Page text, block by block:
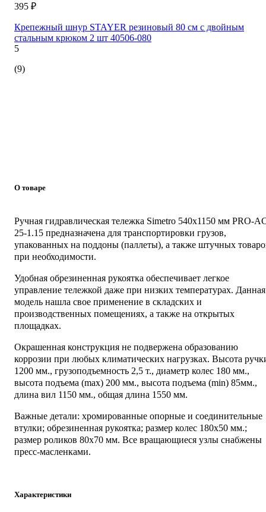
395 ₽
Крепежный шнур STAYER резиновый 80 см c двойным
стальным крюком 2 шт 40506-080
5
(9)
О товаре
Ручная гидравлическая тележка Simetro 540x1150 мм PRO-
25-1.15 предназначена для транспортировки грузов,
упакованных на поддоны (паллеты), а также штучных
при необходимости.
Удобная обрезиненная рукоятка обеспечивает легкое
управление тележкой даже при низких температурах. Данная
модель нашла свое применение в складских и
производственных помещениях, а также на открытых
площадках.
Окрашенная конструкция не подвержена образованию
коррозии при любых климатических нагрузках. Высота
1200 мм., грузоподъемность 2,5 т., диаметр колес 180 мм.,
высота подъема (max) 200 мм., высота подъема (min) 85мм.,
длина вил 1150 мм., общая длина 1550 мм.
Важные детали: хромированные опорные и соединительные
втулки; обрезиненная рукоятка; размер колес 180х50 мм.;
размер роликов 80х70 мм. Все вращающиеся узлы снабжены
пресс-масленками.
Характеристики